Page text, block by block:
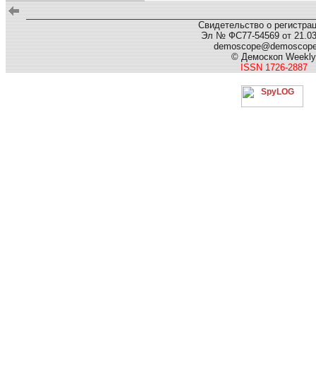
Свидетельство о
Эл № ФС77-54569 от
© Демоскоп Weekly
ISSN 1726-2887